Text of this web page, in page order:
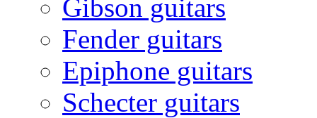
Gibson guitars
Fender guitars
Epiphone guitars
Schecter guitars